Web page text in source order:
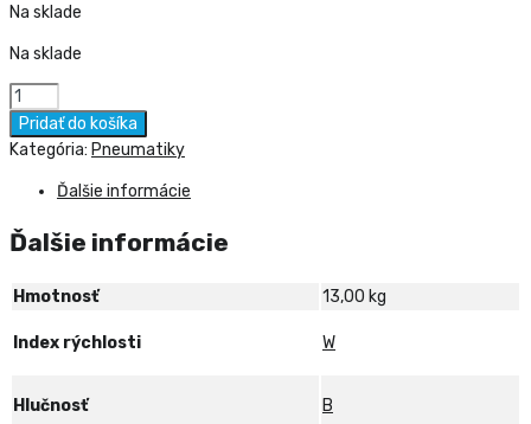
Na sklade
Na sklade
množstvo
HANKOOK
Z255/40
WINTER
EVO3
101W
Pridať do košíka
Kategória: Pneumatiky
Ďalšie informácie
Ďalšie informácie
Hmotnosť 13,00 kg
Index rýchlosti W
Hlučnosť B